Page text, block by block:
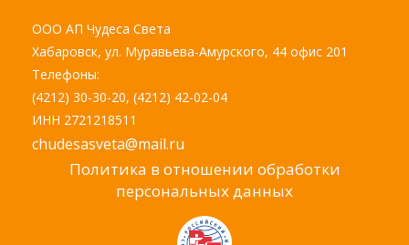
ООО АП Чудеса Света
Хабаровск, ул. Муравьева-Амурского, 44 офис 201
Телефоны:
(4212) 30-30-20, (4212) 42-02-04
ИНН 2721218511
chudesasveta@mail.ru
Политика в отношении обработки
персональных данных